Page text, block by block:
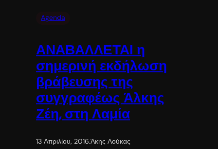
Agenda
ΑΝΑΒΑΛΛΕΤΑΙ η
σημερινή εκδήλωση
βράβευσης της
συγγραφέως Άλκης
Ζέη, στη Λαμία
13 Απριλίου, 2016.Άκης Λούκας